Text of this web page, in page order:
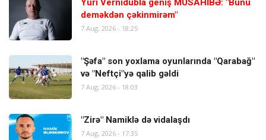
Yuri Vernidubla geniş MÜSAHİBƏ: "Bunu
deməkdən çəkinmirəm"
7 Aug, 2026 - 18:25
"Şəfa" son yoxlama oyunlarında "Qarabağ"
və "Neftçi"yə qalib gəldi
7 Aug, 2026 - 18:03
"Zirə" Namiklə də vidalaşdı
7 Aug, 2026 - 17:35